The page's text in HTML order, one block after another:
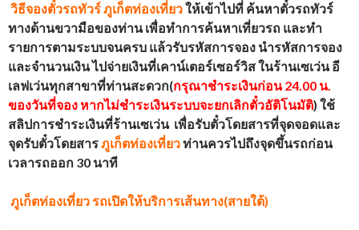
วิธีจองตั๋วรถทัวร์ภูเก็ตท่องเที่ยวให้เข้าไปที่ ค้นหาตั๋วรถทัวร์
ทางด้านขวามือของท่าน เพื่อทำการค้นหาเที่ยวรถ และทำ
รายการตามระบบจนครบ แล้วรับรหัสการจอง นำรหัสการจอง
และจำนวนเงิน ไปจ่ายเงินที่เคาน์เตอร์เซอร์วิส ในร้านเซเว่น อี
เลฟเว่นทุกสาขาที่ท่านสะดวก(กรุณาชำระเงินก่อน 24.00 น.
ของวันที่จอง หากไม่ชำระเงินระบบจะยกเลิกตั๋วอัติโนมัติ) ใช้
สลิปการชำระเงินที่ร้านเซเว่น เพื่อรับตั๋วโดยสารที่จุดจอดและ
จุดรับตั๋วโดยสารภูเก็ตท่องเที่ยวท่านควรไปถึงจุดขึ้นรถก่อน
เวลารถออก 30 นาที
ภูเก็ตท่องเที่ยวรถเปิดให้บริการเส้นทาง(สายใต้)